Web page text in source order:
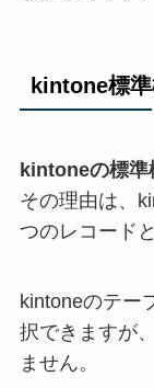
kintone標準
kintoneの標準
その理由は、
つのレコード
kintoneのテー
択できますが
ません。